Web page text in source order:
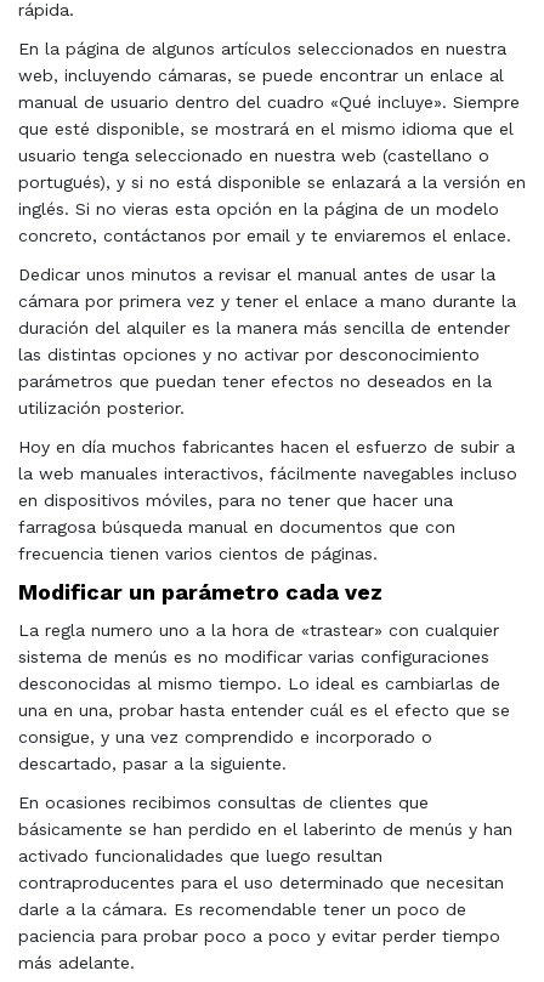
rápida.
En la página de algunos artículos seleccionados en nuestra
web, incluyendo cámaras, se puede encontrar un enlace al
manual de usuario dentro del cuadro «Qué incluye». Siempre
que esté disponible, se mostrará en el mismo idioma que el
usuario tenga seleccionado en nuestra web (castellano o
portugués), y si no está disponible se enlazará a la versión en
inglés. Si no vieras esta opción en la página de un modelo
concreto, contáctanos por email y te enviaremos el enlace.
Dedicar unos minutos a revisar el manual antes de usar la
cámara por primera vez y tener el enlace a mano durante la
duración del alquiler es la manera más sencilla de entender
las distintas opciones y no activar por desconocimiento
parámetros que puedan tener efectos no deseados en la
utilización posterior.
Hoy en día muchos fabricantes hacen el esfuerzo de subir a
la web manuales interactivos, fácilmente navegables incluso
en dispositivos móviles, para no tener que hacer una
farragosa búsqueda manual en documentos que con
frecuencia tienen varios cientos de páginas.
Modificar un parámetro cada vez
La regla numero uno a la hora de «trastear» con cualquier
sistema de menús es no modificar varias configuraciones
desconocidas al mismo tiempo. Lo ideal es cambiarlas de
una en una, probar hasta entender cuál es el efecto que se
consigue, y una vez comprendido e incorporado o
descartado, pasar a la siguiente.
En ocasiones recibimos consultas de clientes que
básicamente se han perdido en el laberinto de menús y han
activado funcionalidades que luego resultan
contraproducentes para el uso determinado que necesitan
darle a la cámara. Es recomendable tener un poco de
paciencia para probar poco a poco y evitar perder tiempo
más adelante.